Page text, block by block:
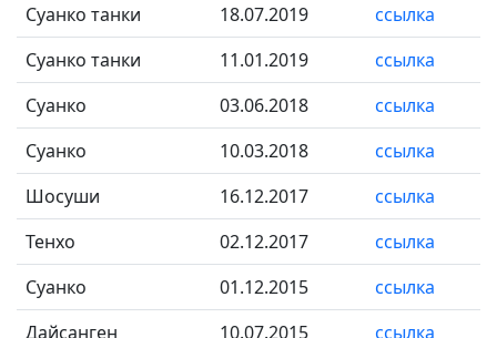
Суанко танки
18.07.2019
ссылка
Суанко танки
11.01.2019
ссылка
Суанко
03.06.2018
ссылка
Суанко
10.03.2018
ссылка
Шосуши
16.12.2017
ссылка
Тенхо
02.12.2017
ссылка
Суанко
01.12.2015
ссылка
Дайсанген
10.07.2015 ссылка